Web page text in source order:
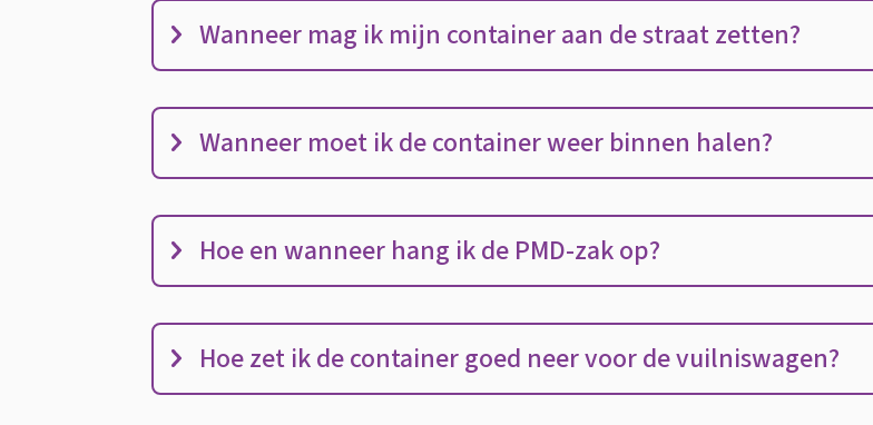
n
)
e
r
n
)
Aanbieden
van
uw
container
en
PMD-
zak
Wanneer mag ik mijn container aan de straat zetten?
Wanneer moet ik de container weer binnen halen?
Hoe en wanneer hang ik de PMD-zak op?
Hoe zet ik de container goed neer voor de vuilniswagen?